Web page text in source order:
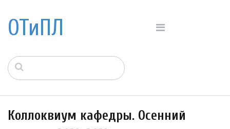
ОТиПЛ
Коллоквиум кафедры. Осенний